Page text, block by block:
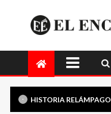
HISTORIA RELÁMPAGO